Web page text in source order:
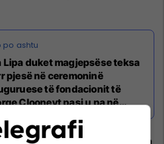
Lipa duket magjepsëse teksa
pjesë në ceremoninë
të fondacionit të
Clooneyt pasi u pa në
të fundit me aktoren Minka